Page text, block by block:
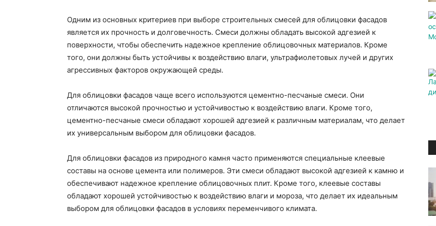
Одним из основных критериев при выборе строительных смесей для облицовки фасадов
является их прочность и долговечность. Смеси должны обладать высокой адгезией к
поверхности, чтобы обеспечить надежное крепление облицовочных материалов. Кроме
того, они должны быть устойчивы к воздействию влаги, ультрафиолетовых лучей и других
агрессивных факторов окружающей среды.
Для облицовки фасадов чаще всего используются цементно-песчаные смеси. Они
отличаются высокой прочностью и устойчивостью к воздействию влаги. Кроме того,
цементно-песчаные смеси обладают хорошей адгезией к различным материалам, что делает
их универсальным выбором для облицовки фасадов.
Для облицовки фасадов из природного камня часто применяются специальные клеевые
составы на основе цемента или полимеров. Эти смеси обладают высокой адгезией к камню и
обеспечивают надежное крепление облицовочных плит. Кроме того, клеевые составы
обладают хорошей устойчивостью к воздействию влаги и мороза, что делает их идеальным
выбором для облицовки фасадов в условиях переменчивого климата.